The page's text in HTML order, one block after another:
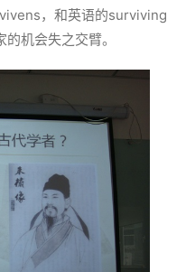
，和英语的surviving
机会失之交臂。